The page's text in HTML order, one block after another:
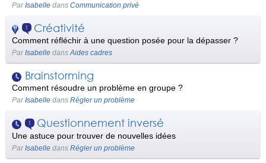
ParIsabelle dans Communication privé
1 Créativité
Comment réfléchir à une question posée pour la dépasser ?
ParIsabelle dansAides cadres
Brainstorming
Comment résoudre un problème en groupe ?
ParIsabelle dans Régler un problème
1 Questionnement inversé
Une astuce pour trouver de nouvelles idées
ParIsabelle dans Régler un problème